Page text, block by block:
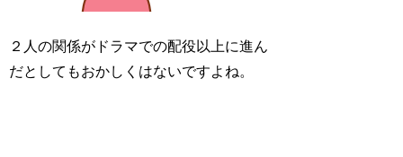
２人の関係がドラマでの配役以上に進ん
だとしてもおかしくはないですよね。